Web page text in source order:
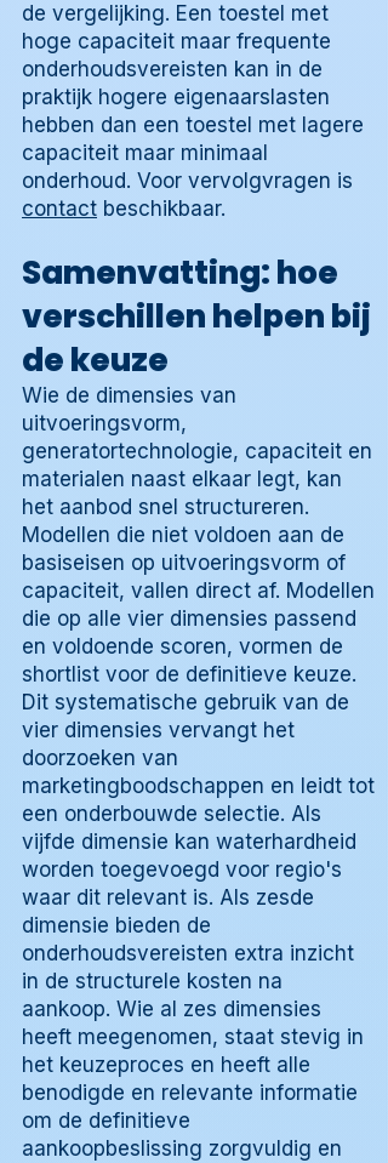
de vergelijking. Een toestel met
hoge capaciteit maar frequente
onderhoudsvereisten kan in de
praktijk hogere eigenaarslasten
hebben dan een toestel met lagere
capaciteit maar minimaal
onderhoud. Voor vervolgvragen is
contact beschikbaar.
Samenvatting: hoe
verschillen helpen bij
de keuze
Wie de dimensies van
uitvoeringsvorm,
generatortechnologie, capaciteit en
materialen naast elkaar legt, kan
het aanbod snel structureren.
Modellen die niet voldoen aan de
basiseisen op uitvoeringsvorm of
capaciteit, vallen direct af. Modellen
die op alle vier dimensies passend
en voldoende scoren, vormen de
shortlist voor de definitieve keuze.
Dit systematische gebruik van de
vier dimensies vervangt het
doorzoeken van
marketingboodschappen en leidt tot
een onderbouwde selectie. Als
vijfde dimensie kan waterhardheid
worden toegevoegd voor regio's
waar dit relevant is. Als zesde
dimensie bieden de
onderhoudsvereisten extra inzicht
in de structurele kosten na
aankoop. Wie al zes dimensies
heeft meegenomen, staat stevig in
het keuzeproces en heeft alle
benodigde en relevante informatie
om de definitieve
aankoopbeslissing zorgvuldig en